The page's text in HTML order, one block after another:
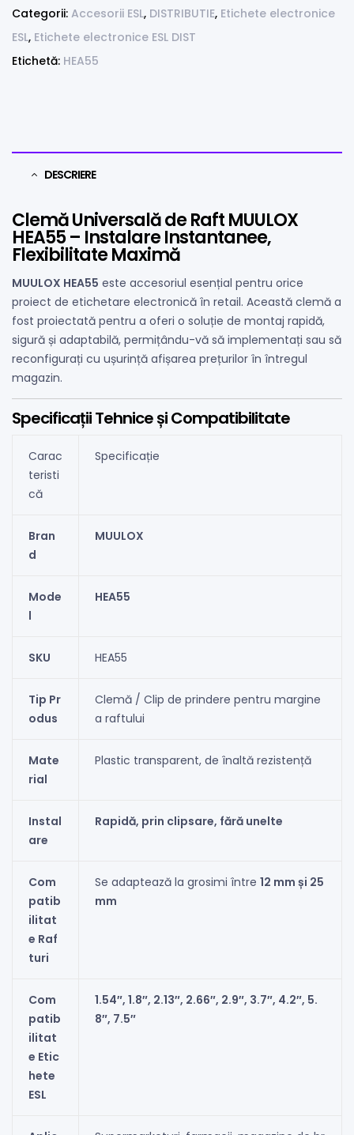
Categorii: Accesorii ESL, DISTRIBUTIE, Etichete electronice
ESL, Etichete electronice ESL DIST
Etichetă: HEA55
DESCRIERE
Clemă Universală de Raft MUULOX
HEA55 – Instalare Instantanee,
Flexibilitate Maximă
MUULOX HEA55 este accesoriul esențial pentru orice
proiect de etichetare electronică în retail. Această clemă a
fost proiectată pentru a oferi o soluție de montaj rapidă,
sigură și adaptabilă, permițându-vă să implementați sau să
reconfigurați cu ușurință afișarea prețurilor în întregul
magazin.
Specificații Tehnice și Compatibilitate
Carac
teristi
că
Specificație
Bran
d
MUULOX
Mode
l
HEA55
SKU HEA55
Tip Pr
odus
Clemă / Clip de prindere pentru margine
a raftului
Mate
rial
Plastic transparent, de înaltă rezistență
Instal
are
Rapidă, prin clipsare, fără unelte
Com
patib
ilitat
e Raf
turi
Se adaptează la grosimi între 12 mm și 25
mm
Com
patib
ilitat
e Etic
hete
ESL
1.54″, 1.8″, 2.13″, 2.66″, 2.9″, 3.7″, 4.2″, 5.
8″, 7.5″